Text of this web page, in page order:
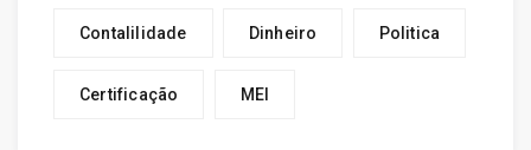
Contalilidade Dinheiro Politica
Certificação MEI